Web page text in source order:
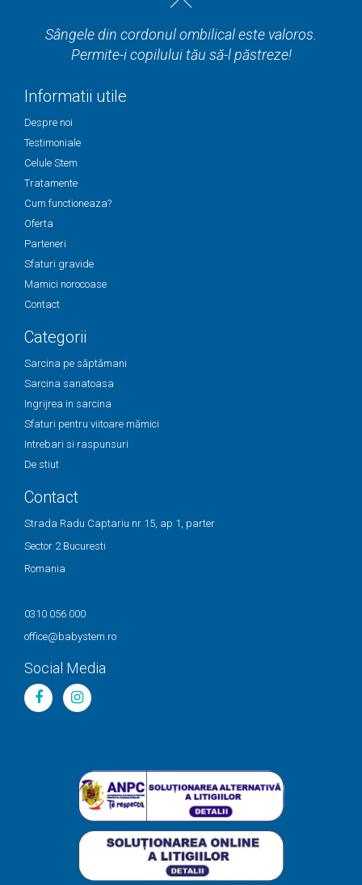
Sângele din cordonul ombilical este valoros.
Permite-i copilului tău să-l păstreze!
Informatii utile
Despre noi
Testimoniale
Celule Stem
Tratamente
Cum functioneaza?
Oferta
Parteneri
Sfaturi gravide
Mamici norocoase
Contact
Categorii
Sarcina pe săptămani
Sarcina sanatoasa
Ingrijrea in sarcina
Sfaturi pentru viitoare mămici
Intrebari si raspunsuri
De stiut
Contact
Strada Radu Captariu nr 15, ap 1, parter
Sector 2 Bucuresti
Romania
0310 056 000
office@babystem.ro
Social Media